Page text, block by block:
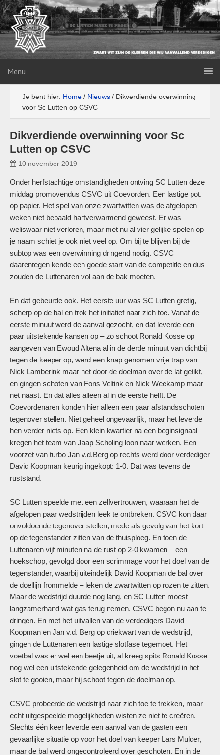
Menu
Je bent hier: Home / Nieuws / Dikverdiende overwinning
voor Sc Lutten op CSVC
Dikverdiende overwinning voor Sc
Lutten op CSVC
10 november 2019
Onder herfstachtige omstandigheden ontving SC Lutten deze
middag promovendus CSVC uit Coevorden. Een lastige pot,
op papier. Het spel van onze zwartwitten was de afgelopen
weken niet bepaald hartverwarmend geweest. Er was
weliswaar niet verloren, maar met nu al vier gelijke spelen op
je naam schiet je ook niet veel op. Om bij te blijven bij de
subtop was een overwinning dringend nodig. CSVC
daarentegen kende een goede start van de competitie en dus
zouden de Luttenaren vol aan de bak moeten.
En dat gebeurde ook. Het eerste uur was SC Lutten gretig,
scherp op de bal en trok het initiatief naar zich toe. Vanaf de
eerste minuut werd de aanval gezocht, en dat leverde een
paar uitstekende kansen op – zo schoot Ronald Kosse op
aangeven van Ewoud Altena al in de derde minuut van dichtbij
tegen de keeper op, werd een knap genomen vrije trap van
Nick Lamberink maar net door de doelman over de lat getikt,
en gingen schoten van Fons Veltink en Nick Weekamp maar
net naast. En dat alles alleen al in de eerste helft. De
Coevordenaren konden hier alleen een paar afstandsschoten
tegenover stellen. Niet geheel ongevaarlijk, maar het leverde
hen verder niets op. Een klein kwartier na een beginsignaal
kregen het team van Jaap Scholing loon naar werken. Een
voorzet van turbo Jan v.d.Berg op rechts werd door verdediger
David Koopman keurig ingekopt: 1-0. Dat was tevens de
ruststand.
SC Lutten speelde met een zelfvertrouwen, waaraan het de
afgelopen paar wedstrijden leek te ontbreken. CSVC kon daar
onvoldoende tegenover stellen, mede als gevolg van het kort
op de tegenstander zitten van de thuisploeg. En toen de
Luttenaren vijf minuten na de rust op 2-0 kwamen – een
hoekschop, gevolgd door een scrimmage voor het doel van de
tegenstander, waarbij uiteindelijk David Koopman de bal over
de doellijn frommelde – leken de zwartwitten op rozen te zitten.
Maar de wedstrijd duurde nog lang, en SC Lutten moest
langzamerhand wat gas terug nemen. CSVC begon nu aan te
dringen. En met het uitvallen van de verdedigers David
Koopman en Jan v.d. Berg op driekwart van de wedstrijd,
gingen de Luttenaren een lastige slotfase tegemoet. Het
voetbal was er wel een beetje uit, al kreeg spits Ronald Kosse
nog wel een uitstekende gelegenheid om de wedstrijd in het
slot te gooien, maar hij schoot tegen de doelman op.
CSVC probeerde de wedstrijd naar zich toe te trekken, maar
echt uitgespeelde mogelijkheden wisten ze niet te creëren.
Slechts één keer leverde een aanval van de gasten een
gevaarlijke situatie op voor het doel van keeper Lars Mulder,
maar de bal werd ongecontroleerd over geschoten. En in de